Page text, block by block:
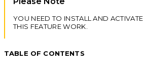
YOU NEED TO INSTALL AND ACTIVATE
THIS FEATURE WORK.
TABLE OF CONTENTS